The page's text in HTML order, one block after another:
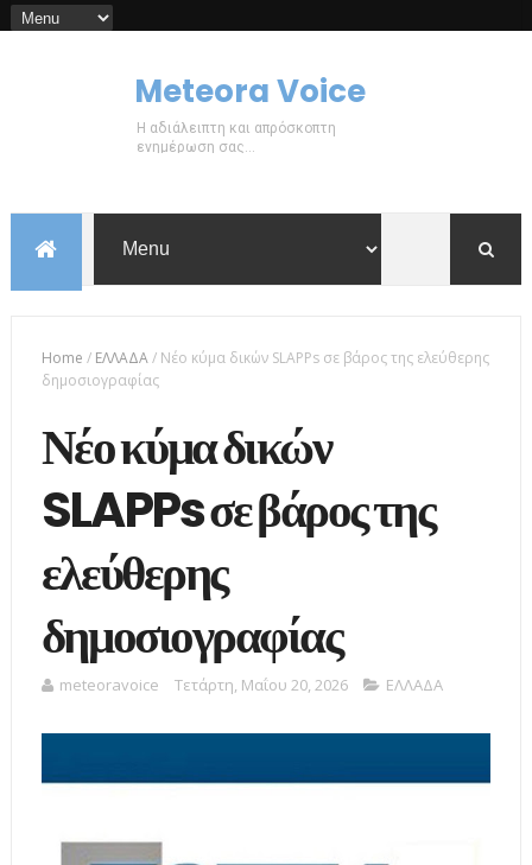
Meteora Voice
Η αδιάλειπτη και απρόσκοπτη
ενημέρωση σας...
Home / ΕΛΛΑΔΑ/ Νέο κύμα δικών SLAPPs σε βάρος της ελεύθερης
δημοσιογραφίας
Νέο κύμα δικών
SLAPPs σε βάρος της
ελεύθερης
δημοσιογραφίας
meteoravoice Τετάρτη, Μαΐου 20, 2026 ΕΛΛΑΔΑ